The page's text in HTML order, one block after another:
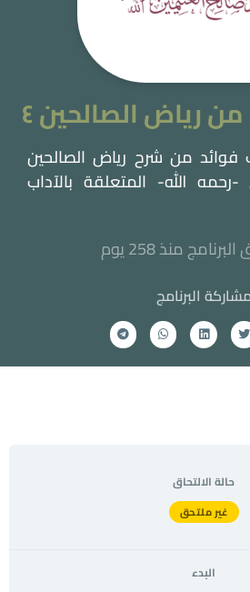
رياض الصالحين ٤
فوائد من شرح رياض الصالحين
الله- المتعلقة بالآداب
منذ 258 يوم
البرنامج
حالة الالتحاق
غير ملتحق
البدء